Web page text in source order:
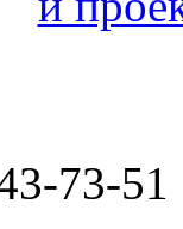
73-51